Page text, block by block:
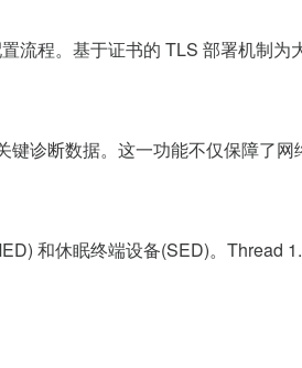
流程。基于证书的 TLS 部署机制为
诊断数据。这一功能不仅保障了网
和休眠终端设备(SED)。 Thread